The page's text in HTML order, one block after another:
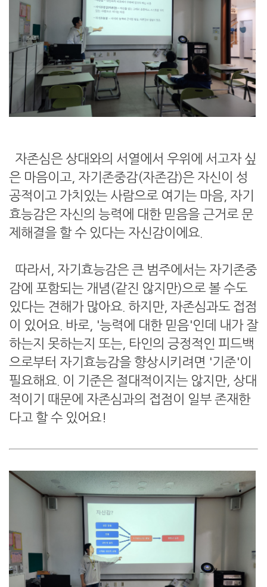
자존심은 상대와의 서열에서 우위에 서고자 싶
은 마음이고, 자기존중감(자존감)은 자신이 성
공적이고 가치있는 사람으로 여기는 마음, 자기
효능감은 자신의 능력에 대한 믿음을 근거로 문
제해결을 할 수 있다는 자신감이에요.
따라서, 자기효능감은 큰 범주에서는 자기존중
감에 포함되는 개념(같진 않지만)으로 볼 수도
있다는 견해가 많아요. 하지만, 자존심과도 접점
이 있어요. 바로, '능력에 대한 믿음'인데 내가 잘
하는지 못하는지 또는, 타인의 긍정적인 피드백
으로부터 자기효능감을 향상시키려면 '기준'이
필요해요. 이 기준은 절대적이지는 않지만, 상대
적이기 때문에 자존심과의 접점이 일부 존재한
다고 할 수 있어요!